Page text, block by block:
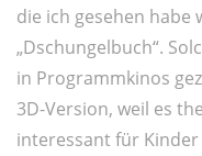
die ich gesehen habe
„Dschungelbuch“.
in Programmkinos
3D-Version, weil es
interessant für